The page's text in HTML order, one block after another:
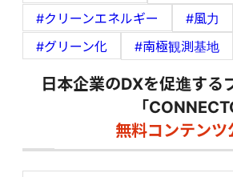
#クリーンエネルギー
#風力
#グリーン化
#南極観測基地
日本企業のDXを促進する
「
無料コンテンツ